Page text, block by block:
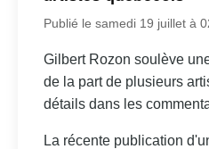
Publié le samedi 19 juillet à
Gilbert Rozon soulève
de la part de plusieurs
détails dans les
La récente publication